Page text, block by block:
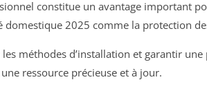
constitue un avantage important
domestique 2025 comme la protection
méthodes d’installation et garantir
ressource précieuse et à jour.